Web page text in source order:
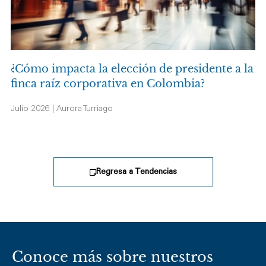
¿Cómo impacta la elección de presidente a la
finca raíz corporativa en Colombia?
Julio 2026 | Aurora Turriago
Regresa a Tendencias
Conoce más sobre nuestros